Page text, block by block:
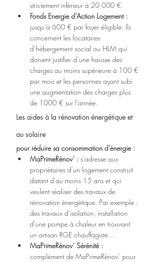
strictement inférieur à 20 000 €.
Fonds Energie d’Action Logement :
jusqu’à 600 € par foyer éligible. Ils
concernent les locataires
d’hébergement social ou HLM qui
doivent justifier d’une hausse des
charges au moins supérieure à 100 €
par mois et les personnes ayant subi
une augmentation des charges plus
de 1000 € sur l’année.
Les aides à la rénovation énergétique et
au solaire
pour réduire sa consommation d'énergie :
MaPrimeRénov’ : s’adresse aux
propriétaires d’un logement construit
datant d’au moins 15 ans et qui
veulent réaliser des travaux de
rénovation énergétique. Par exemple :
des travaux d’isolation, installation
d'une pompe à chaleur en trouvant
un artisan RGE chauffagiste…
MaPrimeRénov’ Sérénité :
complément de MaPrimeRénov’ pour